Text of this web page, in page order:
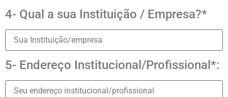
4- Qual a sua Instituição / Empresa?*
5- Endereço Institucional/Profissional*: